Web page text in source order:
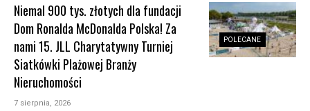
POLECANE
Niemal 900 tys. złotych dla fundacji
Dom Ronalda McDonalda Polska! Za
nami 15. JLL Charytatywny Turniej
Siatkówki Plażowej Branży
Nieruchomości
7 sierpnia, 2026